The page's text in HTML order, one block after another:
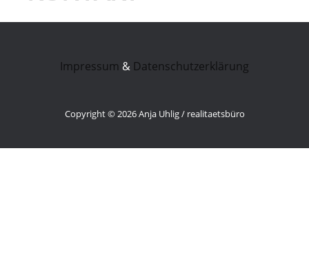
Impressum & Datenschutzerklärung
Copyright © 2026 Anja Uhlig / realitaetsbüro